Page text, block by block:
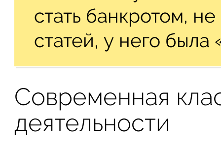
стать банкротом,
статей, у него была
Современная
деятельности